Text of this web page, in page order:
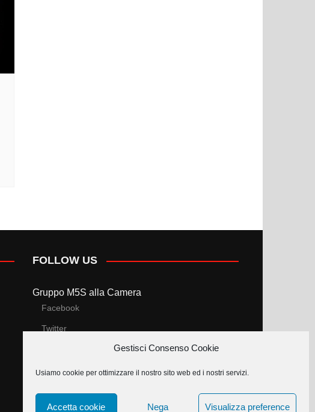
Gestisci Consenso Cookie
Usiamo cookie per ottimizzare il nostro sito web ed i nostri servizi.
Accetta cookie Nega Visualizza preference
FOLLOW US
Gruppo M5S alla Camera
Facebook
Twitter